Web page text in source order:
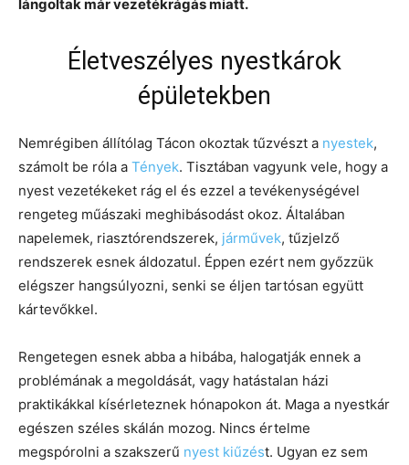
lángoltak már vezetékrágás miatt.
Életveszélyes nyestkárok
épületekben
Nemrégiben állítólag Tácon okoztak tűzvészt a nyestek,
számolt be róla a Tények. Tisztában vagyunk vele, hogy a
nyest vezetékeket rág el és ezzel a tevékenységével
rengeteg műászaki meghibásodást okoz. Általában
napelemek, riasztórendszerek, járművek, tűzjelző
rendszerek esnek áldozatul. Éppen ezért nem győzzük
elégszer hangsúlyozni, senki se éljen tartósan együtt
kártevőkkel.
Rengetegen esnek abba a hibába, halogatják ennek a
problémának a megoldását, vagy hatástalan házi
praktikákkal kísérleteznek hónapokon át. Maga a nyestkár
egészen széles skálán mozog. Nincs értelme
megspórolni a szakszerű nyest kiűzést. Ugyan ez sem